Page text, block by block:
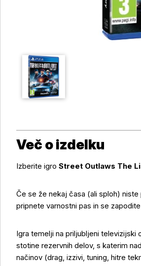
Več o izdelku
Več o izdelku
Izberite igro Street Outlaws The
Če se že nekaj časa (ali sploh)
pripnete varnostni pas in se
Igra temelji na priljubljeni televizijski
stotine rezervnih delov, s katerim
načinov (drag, izzivi, tuning, hitre